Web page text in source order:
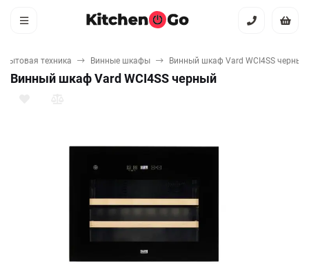
бытовая техника Винные шкафы Винный шкаф Vard WCI4SS черный
Винный шкаф Vard WCI4SS черный